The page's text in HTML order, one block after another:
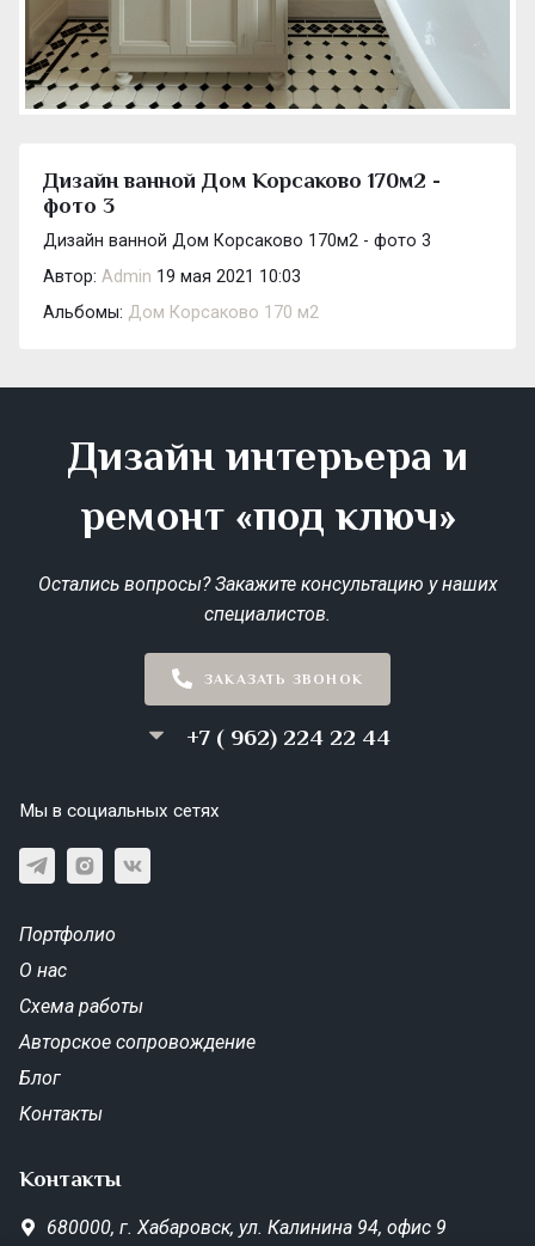
Дизайн ванной Дом Корсаково 170м2 -
фото 3
Дизайн ванной Дом Корсаково 170м2 - фото 3
Автор: Admin 19 мая 2021 10:03
Альбомы: Дом Корсаково 170 м2
Дизайн интерьера и
ремонт «под ключ»
Остались вопросы? Закажите консультацию у наших
специалистов.
ЗАКАЗАТЬ ЗВОНОК
+7 ( 962) 224 22 44
Мы в социальных сетях
Портфолио
О нас
Схема работы
Авторское сопровождение
Блог
Контакты
Контакты
680000, г. Хабаровск, ул. Калинина 94, офис 9